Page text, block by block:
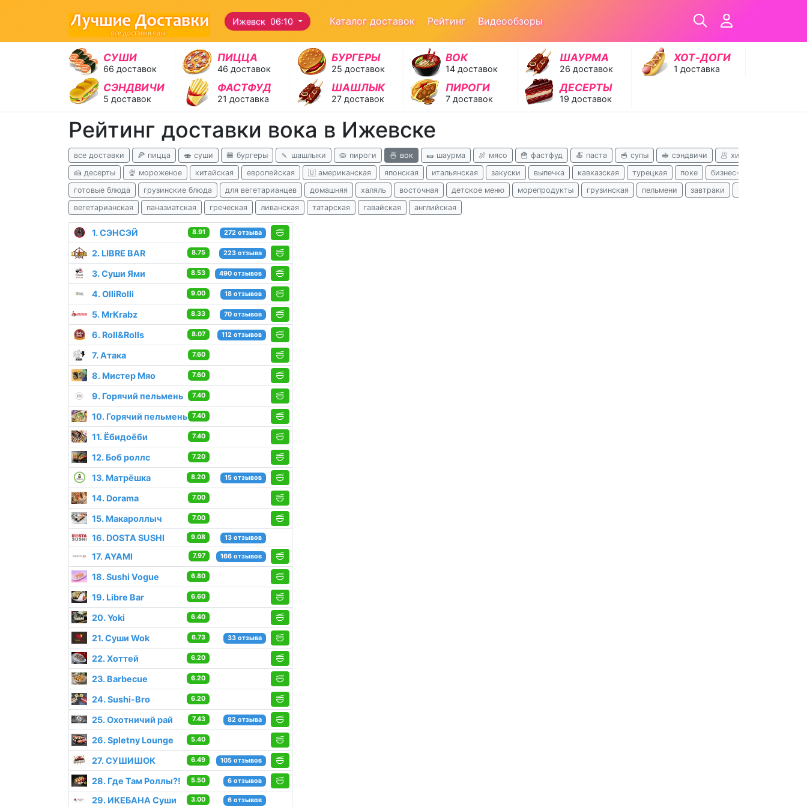
Ижевск 06:10 Каталог доставок Рейтинг Видеообзоры
СУШИ
66 доставок
ПИЦЦА
46 доставок
БУРГЕРЫ
25 доставок
ВОК
14 доставок
ШАУРМА
26 доставок
ХОТ‑ДОГИ
1 доставка
СЭНДВИЧИ
5 доставок
ФАСТФУД
21 доставка
ШАШЛЫК
27 доставок
ПИРОГИ
7 доставок
ДЕСЕРТЫ
19 доставок
Рейтинг доставки вока в Ижевске
все доставки 🍕 пицца 🍣 суши 🍔 бургеры 🍡 шашлыки 🥧 пироги 🍜 вок 🌯 шаурма 🍖 мясо 🍟 фастфуд 🍝 паста 🥣 супы 🥪 сэндвичи 🥟 хинкали
🍰 десерты
🍨 мороженое китайская европейская 🇺 американская японская итальянская закуски выпечка кавказская турецкая поке бизнес-ланчи
готовые блюда
грузинские блюда для вегетарианцев домашняя халяль восточная детское меню морепродукты грузинская пельмени завтраки
азербайджанская
вегетарианская
паназиатская греческая ливанская татарская гавайская английская
1. СЭНСЭЙ 8.91 272 отзыва
2. LIBRE BAR 8.75 223 отзыва
3. Суши Ями 8.53 490 отзывов
4. OlliRolli 9.00 18 отзывов
5. MrKrabz 8.33 70 отзывов
6. Roll&Rolls 8.07 112 отзывов
7. Атака 7.60
8. Мистер Мяо 7.60
9. Горячий пельмень 7.40
10. Горячий пельмень 7.40
11. Ёбидоёби 7.40
12. Боб роллс 7.20
13. Матрёшка 8.20 15 отзывов
14. Dorama 7.00
15. Макароллыч 7.00
16. DOSTA SUSHI 9.08 13 отзывов
17. AYAMI 7.97 166 отзывов
18. Sushi Vogue 6.80
19. Libre Bar 6.60
20. Yoki 6.40
21. Суши Wok 6.73 33 отзыва
22. Хоттей 6.20
23. Barbecue 6.20
24. Sushi-Bro 6.20
25. Охотничий рай 7.43 82 отзыва
26. Spletny Lounge 5.40
27. СУШИШОК 6.49 105 отзывов
28. Где Там Роллы?! 5.50 6 отзывов
29. ИКЕБАНА Суши 3.00 6 отзывов